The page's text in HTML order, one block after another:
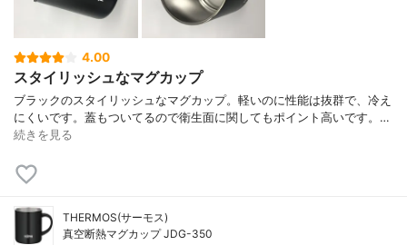
4.00
スタイリッシュなマグカップ
ブラックのスタイリッシュなマグカップ。軽いのに性能は抜群で、冷え
にくいです。蓋もついてるので衛生面に関してもポイント高いです。…
続きを見る
THERMOS(サーモス)
真空断熱マグカップ JDG-350